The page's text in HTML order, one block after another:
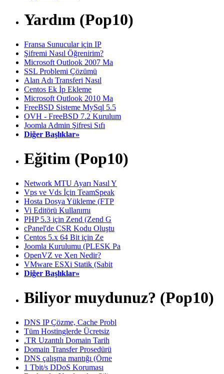
Yardım (Pop10)
Fransa Sunucular için IP
Şifremi Nasıl Öğrenirim?
Microsoft Outlook 2007 Ma
SSL Problemi Çözümü
Alan Adı Transferi Nasıl
Centos Ek İp Ekleme
Microsoft Outlook 2010 Ma
FreeBSD Sisteme MySql 5.5
OVH - FreeBSD 7.2 Kurulum
Joomla Admin Şifresi Sıfı
Diğer Başlıklar»
Eğitim (Pop10)
Network MTU Ayarı Nasıl Y
Vps ve Vds İçin TeamSpeak
Hosta Dosya Yükleme (FTP
Vi Editörü Kullanımı
PHP 5.3 için Zend (Zend G
cPanel'de CSR Kodu Oluştu
Centos 5.x 64 Bit için Ze
Joomla Kurulumu (PLESK Pa
OpenVZ ve Xen Nedir?
VMware ESXi Statik (Sabit
Diğer Başlıklar»
Biliyor muydunuz? (Pop10)
DNS IP Çözme, Cache Probl
Tüm Hostinglerde Ücretsiz
.TR Uzantılı Domain Tarih
Domain Transfer Prosedürü
DNS çalışma mantığı (Örne
1 Tbit/s DDoS Koruması